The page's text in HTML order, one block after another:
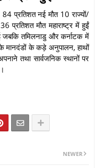
प्रतिशत नई मौत 10 राज्यों/
प्रतिशत मौत महाराष्ट्र में हुईं
जबकि तमिलनाडु और कर्नाटक में
मानदंडों के कड़े अनुपालन, हाथों
तथा सार्वजनिक स्थानों पर
NEWER